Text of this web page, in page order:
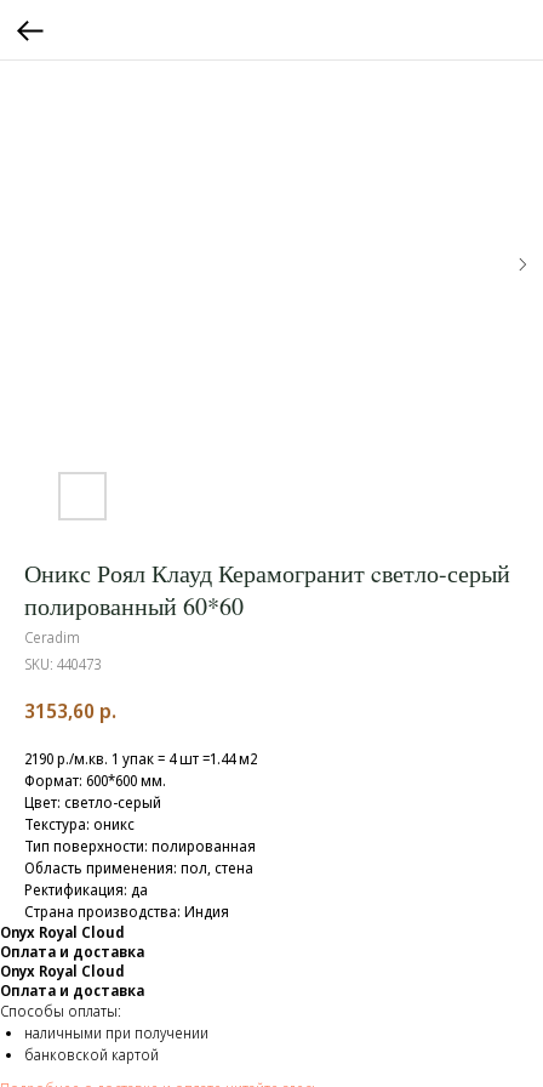
Оникс Роял Клауд Керамогранит cветло-серый
полированный 60*60
Ceradim
SKU: 440473
3153,60 р.
2190 р./м.кв. 1 упак = 4 шт =1.44 м2
Формат: 600*600 мм.
Цвет: светло-серый
Текстура: оникс
Тип поверхности: полированная
Область применения: пол, стена
Ректификация: да
Страна производства: Индия
Onyx Royal Cloud
Оплата и доставка
Onyx Royal Cloud
Оплата и доставка
Способы оплаты:
наличными при получении
банковской картой